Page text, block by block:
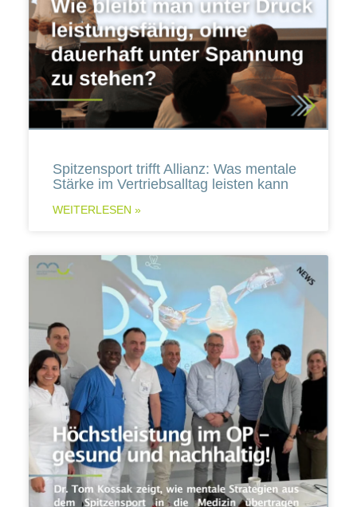
Spitzensport trifft Allianz: Was mentale
Stärke im Vertriebsalltag leisten kann
WEITERLESEN »